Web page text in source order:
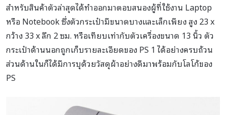
สำหรับสินค้าตัวล่าสุดได้ทำออกมาตอบสนองผู้ที่ใช้งาน Laptop
หรือ Notebook ซึ่งตัวกระเป๋ามีขนาดบางและเล็กเพียง สูง 23 x
กว้าง 33 x ลึก 2 ซม. หรือเทียบเท่ากับตัวเครื่องขนาด 13 นิ้ว ตัว
กระเป๋าด้านนอกถูกเก็บรายละเอียดของ PS 1 ได้อย่างครบถ้วน
ส่วนด้านในก็ได้มีการบุด้วยวัสดุผ้าอย่างดีมาพร้อมกับโลโก้ของ
PS